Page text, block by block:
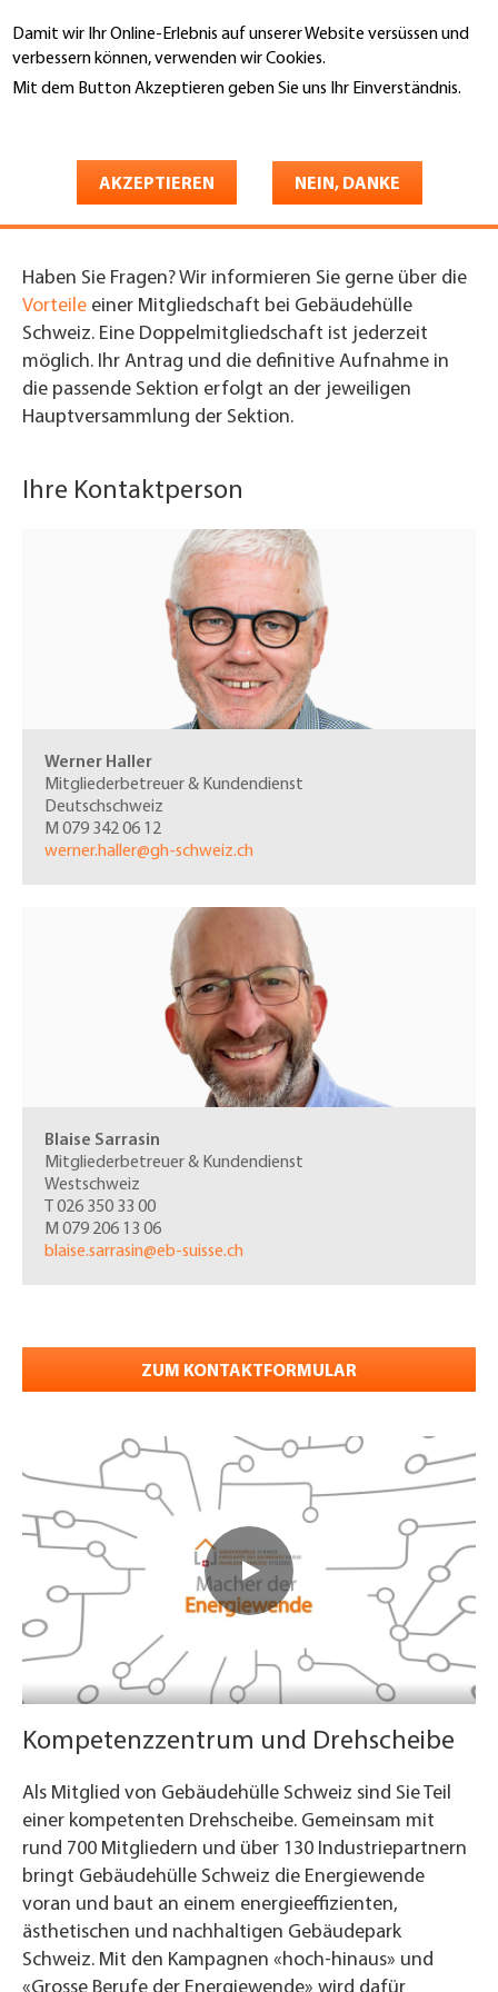
Damit wir Ihr Online-Erlebnis auf unserer Website versüssen und
verbessern können, verwenden wir Cookies.
Mit dem Button Akzeptieren geben Sie uns Ihr Einverständnis.
AKZEPTIEREN NEIN, DANKE
zum
Inhalt
Mitglied werden
Haben Sie Fragen? Wir informieren Sie gerne über die
Vorteile einer Mitgliedschaft bei Gebäudehülle
Schweiz. Eine Doppelmitgliedschaft ist jederzeit
möglich. Ihr Antrag und die definitive Aufnahme in
die passende Sektion erfolgt an der jeweiligen
Hauptversammlung der Sektion.
Ihre Kontaktperson
Werner Haller
Mitgliederbetreuer & Kundendienst
Deutschschweiz
M 079 342 06 12
werner.haller@gh-schweiz.ch
Blaise Sarrasin
Mitgliederbetreuer & Kundendienst
Westschweiz
T 026 350 33 00
M 079 206 13 06
blaise.sarrasin@eb-suisse.ch
ZUM KONTAKTFORMULAR
Kompetenzzentrum und Drehscheibe
Als Mitglied von Gebäudehülle Schweiz sind Sie Teil
einer kompetenten Drehscheibe. Gemeinsam mit
rund 700 Mitgliedern und über 130 Industriepartnern
bringt Gebäudehülle Schweiz die Energiewende
voran und baut an einem energieeffizienten,
ästhetischen und nachhaltigen Gebäudepark
Schweiz. Mit den Kampagnen «hoch-hinaus» und